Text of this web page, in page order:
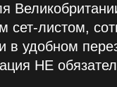
сет-листом,
в удобном
НЕ